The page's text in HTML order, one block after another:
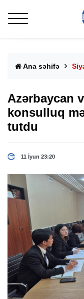
Ana səhifə
Azərbaycan
konsulluq
tutdu
11 İyun 23:20